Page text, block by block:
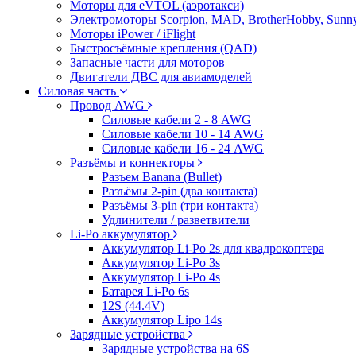
Моторы для eVTOL (аэротакси)
Электромоторы Scorpion, MAD, BrotherHobby,
Моторы iPower / iFlight
Быстросъёмные крепления (QAD)
Запасные части для моторов
Двигатели ДВС для авиамоделей
Силовая часть
Провод AWG
Силовые кабели 2 - 8 AWG
Силовые кабели 10 - 14 AWG
Силовые кабели 16 - 24 AWG
Разъёмы и коннекторы
Разъем Banana (Bullet)
Разъёмы 2-pin (два контакта)
Разъёмы 3-pin (три контакта)
Удлинители / разветвители
Li-Po аккумулятор
Аккумулятор Li-Po 2s для квадрокоптера
Аккумулятор Li-Po 3s
Аккумулятор Li-Po 4s
Батарея Li-Po 6s
12S (44.4V)
Аккумулятор Lipo 14s
Зарядные устройства
Зарядные устройства на 6S